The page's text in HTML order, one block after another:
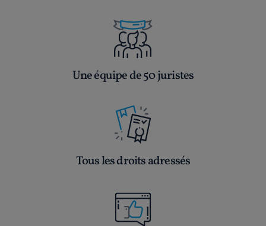
Une équipe de 50 juristes
Tous les droits adressés